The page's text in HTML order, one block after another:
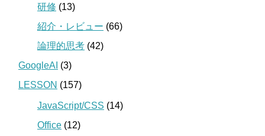
研修 (13)
紹介・レビュー (66)
論理的思考 (42)
GoogleAI (3)
LESSON (157)
JavaScript/CSS (14)
Office (12)